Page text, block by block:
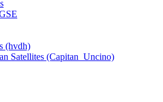
(hvdh)
Satellites (Capitan_Uncino)